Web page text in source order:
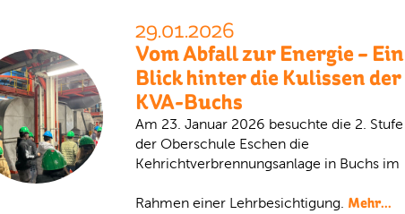
29.01.2026
Vom Abfall zur Energie – Ein
Blick hinter die Kulissen der
KVA-Buchs
Am 23. Januar 2026 besuchte die 2. Stufe
der Oberschule Eschen die
Kehrichtverbrennungsanlage in Buchs im
Rahmen einer Lehrbesichtigung. Mehr...